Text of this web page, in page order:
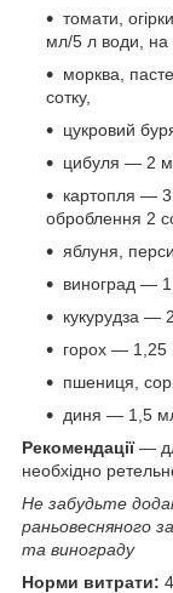
томати,
мл/5 л води, на
морква,
сотку,
цукровий
цибуля — 2
картопля —
оброблення 2
яблуня,
виноград —
кукурудза —
горох — 1,25
пшениця,
диня — 1,5
Рекомендації—
необхідно
Не забудьте
раньовесняного
та винограду
Норми витрати: